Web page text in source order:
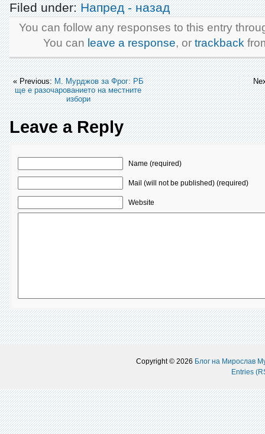
Filed under:Напред - назад
You can follow any responses to this entry
You can leave a response, or trackback
« Previous:М. Мурджов за Фрог: РБ
ще е разочарованието на местните
избори
Leave a Reply
Name (required)
Mail (will not be published) (required)
Website
Copyright © 2026 Блог на Мирослав
Entries